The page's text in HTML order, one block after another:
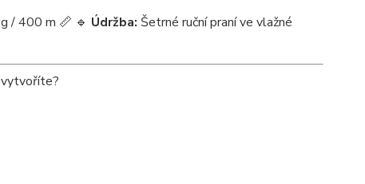
/ 400 m 📏 🔹 Údržba: Šetrné ruční praní ve vlažné